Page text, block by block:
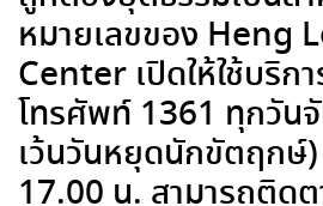
หมายเลขของ Heng
Center เปิดให้ใช้บริก
โทรศัพท์ 1361 ทุกวันจั
เว้นวันหยุดนักขัตฤกษ์)
17.00 น. สามารถติด